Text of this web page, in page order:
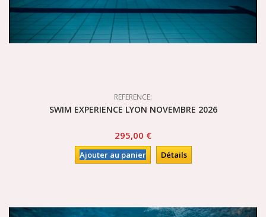
REFERENCE:
SWIM EXPERIENCE LYON NOVEMBRE 2026
295,00 €
Ajouter au panier Détails